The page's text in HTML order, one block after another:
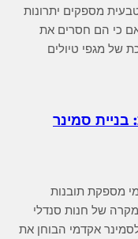
מספקים יתרונות
כי הם חסרים את
של מגפי טיולים
סמינר
מספקת תובנות
של חנות סנדלי
אקדמי הבוחן את